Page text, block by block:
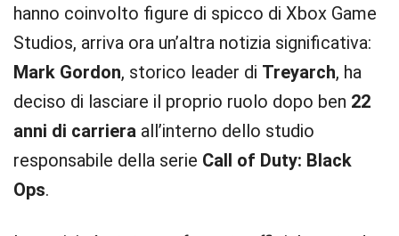
hanno coinvolto figure di spicco di Xbox Game
Studios, arriva ora un’altra notizia significativa:
Mark Gordon, storico leader di Treyarch, ha
deciso di lasciare il proprio ruolo dopo ben 22
anni di carriera all’interno dello studio
responsabile della serie Call of Duty: Black
Ops.